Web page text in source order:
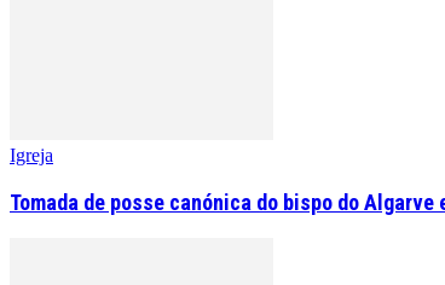
Igreja
Tomada de posse canónica do bispo do